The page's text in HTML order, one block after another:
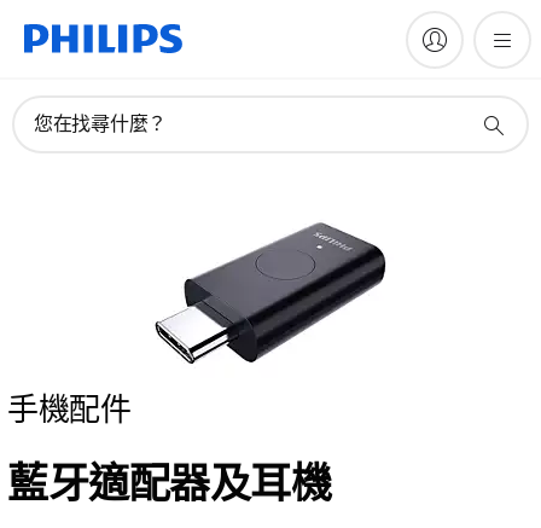
您在找尋什麼？
手機配件
藍牙適配器及耳機